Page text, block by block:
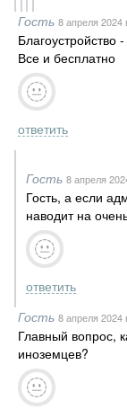
Гость 8 апреля 2024
Благоустройство
Все и бесплатно
ответить
Гость 8 апреля
Гость, а если
наводит на
ответить
Гость 8 апреля 2024
Главный вопрос,
иноземцев?